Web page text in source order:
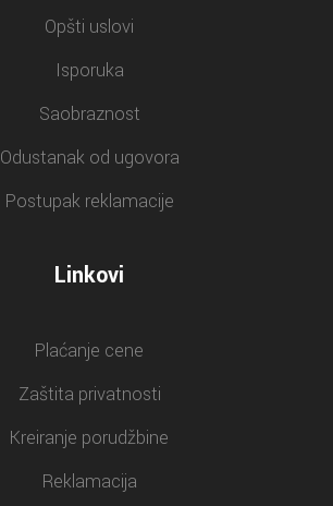
Opšti uslovi
Isporuka
Saobraznost
Odustanak od ugovora
Postupak reklamacije
Linkovi
Plaćanje cene
Zaštita privatnosti
Kreiranje porudžbine
Reklamacija